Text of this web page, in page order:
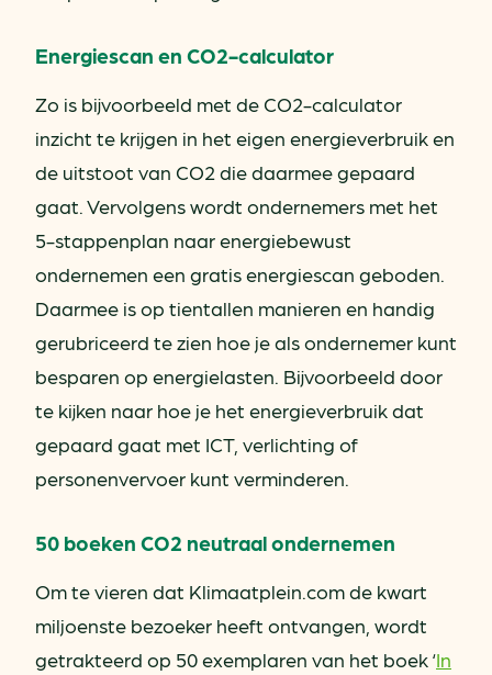
Energiescan en CO2-calculator
Zo is bijvoorbeeld met de CO2-calculator
inzicht te krijgen in het eigen energieverbruik en
de uitstoot van CO2 die daarmee gepaard
gaat. Vervolgens wordt ondernemers met het
5-stappenplan naar energiebewust
ondernemen een gratis energiescan geboden.
Daarmee is op tientallen manieren en handig
gerubriceerd te zien hoe je als ondernemer kunt
besparen op energielasten. Bijvoorbeeld door
te kijken naar hoe je het energieverbruik dat
gepaard gaat met ICT, verlichting of
personenvervoer kunt verminderen.
50 boeken CO2 neutraal ondernemen
Om te vieren dat Klimaatplein.com de kwart
miljoenste bezoeker heeft ontvangen, wordt
getrakteerd op 50 exemplaren van het boek ‘In